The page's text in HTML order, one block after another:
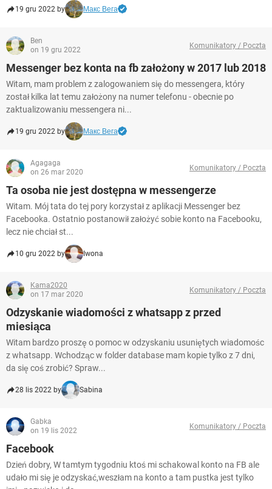
19 gru 2022 by Макс Вега
Ben
on 19 gru 2022
Komunikatory / Poczta
Messenger bez konta na fb założony w 2017 lub 2018
Witam, mam problem z zalogowaniem się do messengera, który
został kilka lat temu założony na numer telefonu - obecnie po
zaktualizowaniu messengera ni...
19 gru 2022 by Макс Вега
Agagaga
on 26 mar 2020
Komunikatory / Poczta
Ta osoba nie jest dostępna w messengerze
Witam. Mój tata do tej pory korzystał z aplikacji Messenger bez
Facebooka. Ostatnio postanowił założyć sobie konto na Facebooku,
lecz nie chciał st...
10 gru 2022 by Iwona
Kama2020
on 17 mar 2020
Komunikatory / Poczta
Odzyskanie wiadomości z whatsapp z przed
miesiąca
Witam bardzo proszę o pomoc w odzyskaniu usuniętych wiadomośc
z whatsapp. Wchodząc w folder database mam kopie tylko z 7 dni,
da się coś zrobić? Spraw...
28 lis 2022 by Sabina
Gabka
on 19 lis 2022
Komunikatory / Poczta
Facebook
Dzień dobry, W tamtym tygodniu ktoś mi schakowal konto na FB ale
udało mi się je odzyskać,weszłam na konto a tam pustka jest tylko